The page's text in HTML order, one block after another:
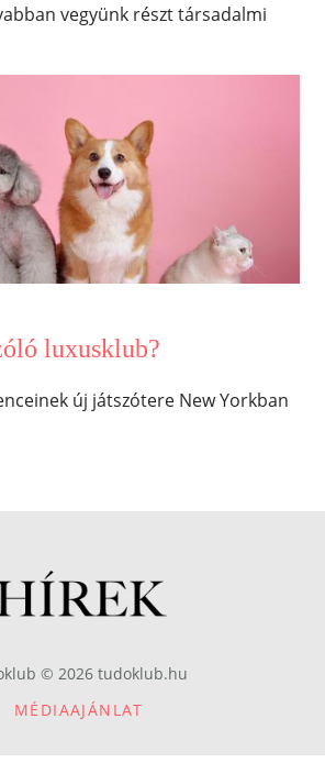
vegyünk részt társadalmi
luxusklub?
új játszótere New Yorkban
© 2026 tudoklub.hu
MÉDIAAJÁNLAT